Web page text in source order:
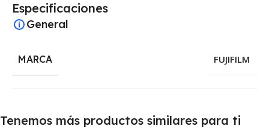
Especificaciones
General
MARCA FUJIFILM
Tenemos más productos similares para ti